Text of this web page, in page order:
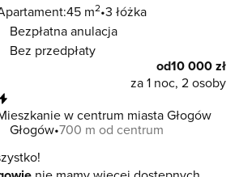
45 m2 3 łóżka
Bezpłatna anulacja
Bez przedpłaty
od10 000 zł
za 1 noc, 2 osoby
w centrum miasta Głogów
Głogów 700 m od centrum